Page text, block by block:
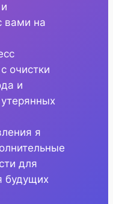
вами на
очистки
и
я
для
будущих